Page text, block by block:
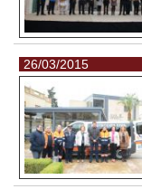
26/03/2015